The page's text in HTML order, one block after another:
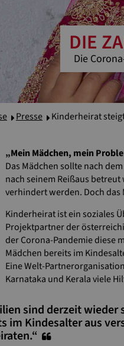
DIE
Die
Presse Kinderheirat
„Mein Mädchen, mein
Das Mädchen sollte nach
nach seinem Reißaus
verhindert werden. Doch das
Kinderheirat ist ein soziales
Projektpartner der
der Corona-Pandemie diese
Mädchen bereits im
Eine Welt-
Karnataka und Kerala viele
sind derzeit wieder
im Kindesalter aus